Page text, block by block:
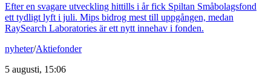
Efter en svagare utveckling hittills i år fick Spiltan Småbolagsfond
ett tydligt lyft i juli. Mips bidrog mest till uppgången, medan
RaySearch Laboratories är ett nytt innehav i fonden.
nyheter/Aktiefonder
5 augusti, 15:06